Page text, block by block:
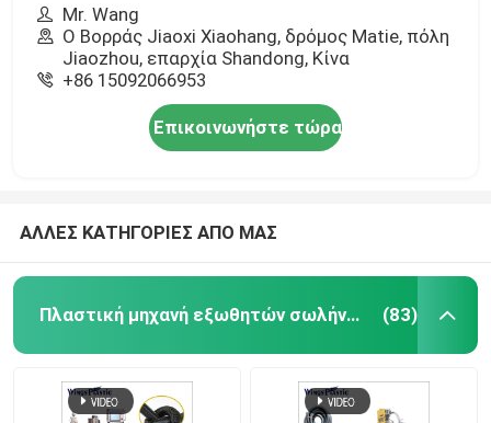
Mr. Wang
Ο Βορράς Jiaoxi Xiaohang, δρόμος Matie, πόλη
Jiaozhou, επαρχία Shandong, Κίνα
+86 15092066953
Επικοινωνήστε τώρα
ΑΛΛΕΣ ΚΑΤΗΓΟΡΙΕΣ ΑΠΟ ΜΑΣ
Πλαστική μηχανή εξωθητών σωλήνων (83)